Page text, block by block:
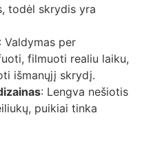
todėl skrydis yra
: Valdymas per
filmuoti realiu laiku,
išmanųjį skrydį.
: Lengva nešiotis
puikiai tinka